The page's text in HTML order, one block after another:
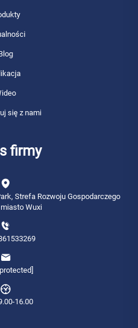
się z nami
firmy
Strefa Rozwoju Gospodarczego
Wuxi
16.00